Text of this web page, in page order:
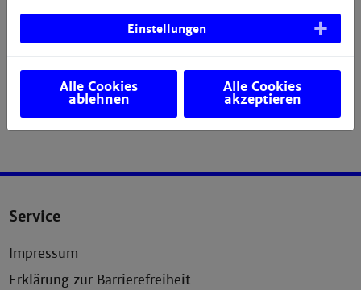
Service
Impressum
Erklärung zur Barrierefreiheit
Einstellungen
Alle Cookies
ablehnen
Alle Cookies
akzeptieren